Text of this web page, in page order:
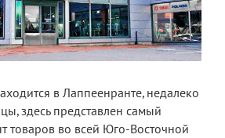
в Лаппеенранте, недалеко
здесь представлен самый
товаров во всей Юго-Восточной